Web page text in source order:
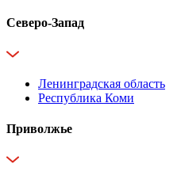
Северо-Запад
Ленинградская область
Республика Коми
Приволжье